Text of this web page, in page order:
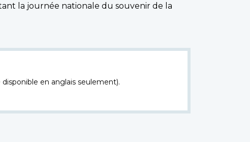
la journée nationale du souvenir de la
disponible en anglais seulement).